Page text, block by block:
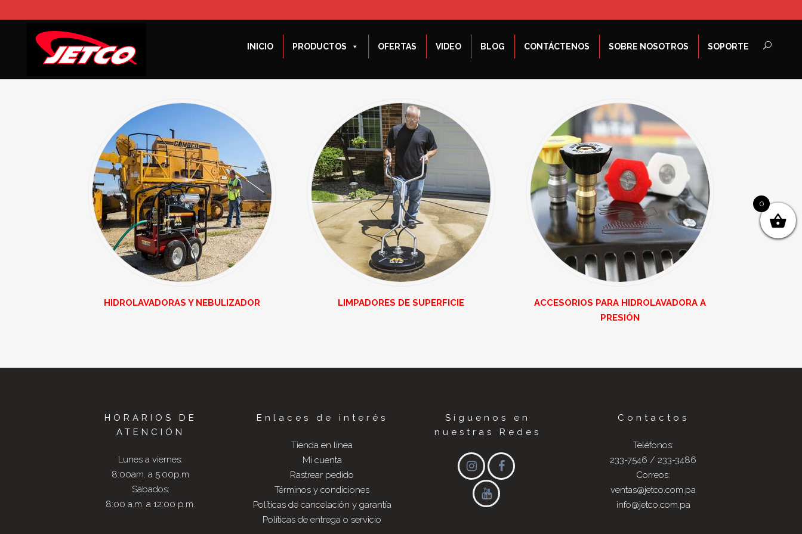
Búsqueda
de
INICIO PRODUCTOS OFERTAS VIDEO BLOG CONTÁCTENOS SOBRE NOSOTROS SOPORTE
HIDROLAVADORAS Y NEBULIZADOR LIMPADORES DE SUPERFICIE
ACCESORIOS PARA HIDROLAVADORA A
PRESIÓN
HORARIOS DE
ATENCIÓN
Lunes a viernes:
8:00am. a 5:00p.m
Sábados:
8:00 a.m. a 12:00 p.m.
Enlaces de interés
Tienda en línea
Mi cuenta
Rastrear pedido
Términos y condiciones
Políticas de cancelación y garantía
Políticas de entrega o servicio
Síguenos en
nuestras Redes
Contactos
Teléfonos:
233-7546 / 233-3486
Correos:
ventas@jetco.com.pa
info@jetco.com.pa
0